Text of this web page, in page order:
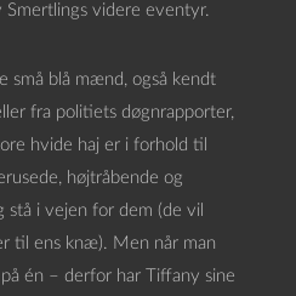
videre eventyr.
små blå mænd, også kendt
fra politiets døgnrapporter,
hvide haj er i forhold til
højtråbende og
stå i vejen for dem (de vil
til ens knæ). Men når man
én – derfor har Tiffany sine